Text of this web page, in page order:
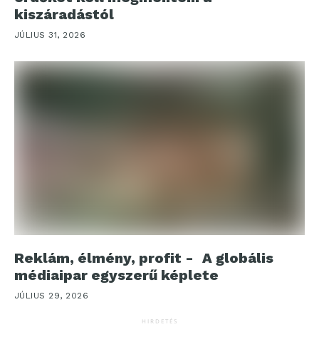
kiszáradástól
JÚLIUS 31, 2026
Reklám, élmény, profit - A globális
médiaipar egyszerű képlete
JÚLIUS 29, 2026
HIRDETÉS